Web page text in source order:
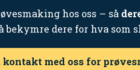
hos oss – så
bekymre dere for hva som
kontakt med oss for